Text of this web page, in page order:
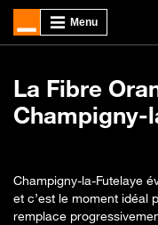
La Fibre
Champigny-
Champigny-la-Futelaye
et c’est le moment idéal
remplace